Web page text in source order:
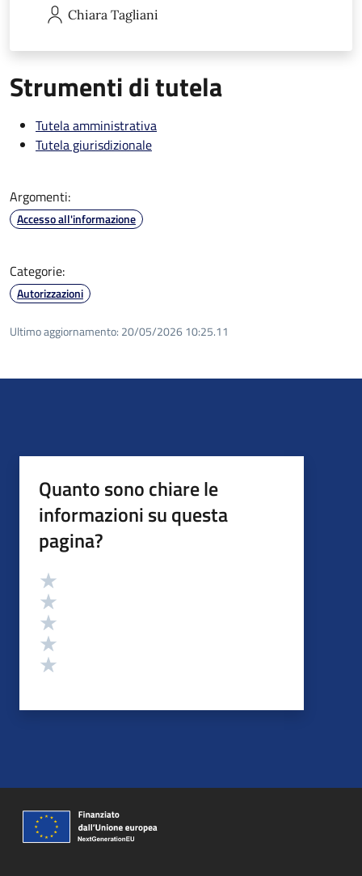
Chiara Tagliani
Strumenti di tutela
Tutela amministrativa
Tutela giurisdizionale
Argomenti:
Accesso all'informazione
Categorie:
Autorizzazioni
Ultimo aggiornamento: 20/05/2026 10:25.11
Quanto sono chiare le
informazioni su questa
pagina?
Valutazione